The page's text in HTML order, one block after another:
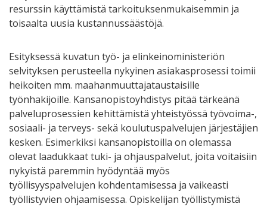
resurssin käyttämistä tarkoituksenmukaisemmin ja
toisaalta uusia kustannussäästöjä.
Esityksessä kuvatun työ- ja elinkeinoministeriön
selvityksen perusteella nykyinen asiakasprosessi toimii
heikoiten mm. maahanmuuttajataustaisille
työnhakijoille. Kansanopistoyhdistys pitää tärkeänä
palveluprosessien kehittämistä yhteistyössä työvoima-,
sosiaali- ja terveys- sekä koulutuspalvelujen järjestäjien
kesken. Esimerkiksi kansanopistoilla on olemassa
olevat laadukkaat tuki- ja ohjauspalvelut, joita voitaisiin
nykyistä paremmin hyödyntää myös
työllisyyspalvelujen kohdentamisessa ja vaikeasti
työllistyvien ohjaamisessa. Opiskelijan työllistymistä